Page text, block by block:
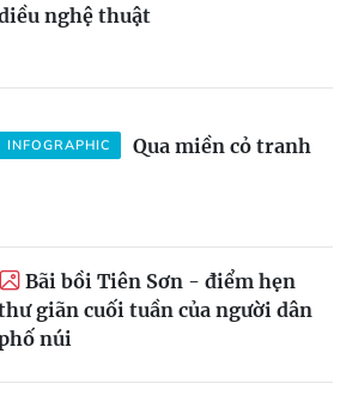
nghệ thuật
INFOGRAPHIC Qua miền cỏ tranh
Bãi bồi Tiên Sơn - điểm hẹn
giãn cuối tuần của người dân
núi